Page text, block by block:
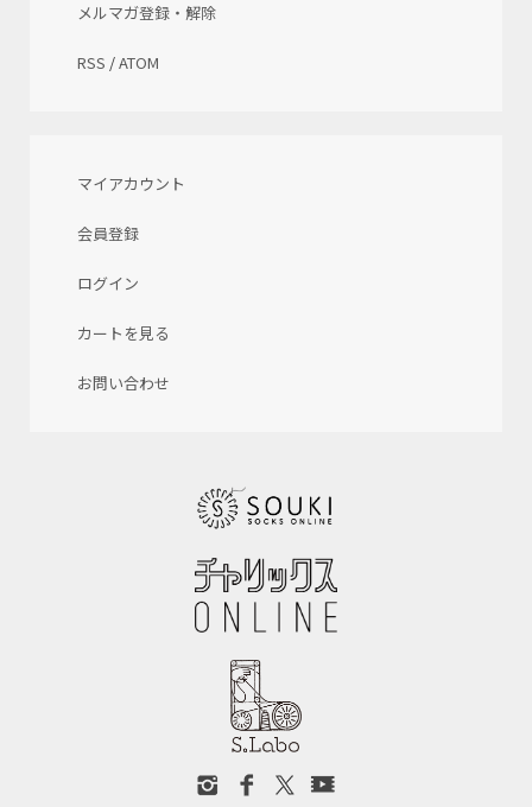
メルマガ登録・解除
RSS /ATOM
マイアカウント
会員登録
ログイン
カートを見る
お問い合わせ